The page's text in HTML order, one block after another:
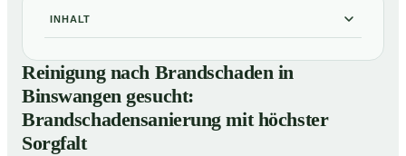
INHALT
01Reinigung nach Brandschaden in Binswangen gesucht:
Brandschadensanierung mit höchster Sorgfalt
Brandreinigung in Binswangen – Profis im Einsatz
Reinigung nach Brandschaden in
Binswangen gesucht:
Brandschadensanierung mit höchster
Sorgfalt